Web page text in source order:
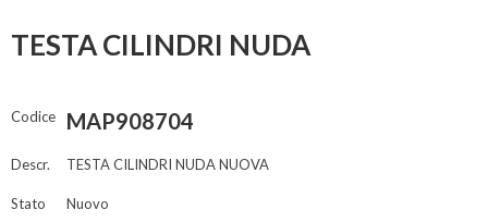
TESTA CILINDRI NUDA
Codice MAP908704
Descr. TESTA CILINDRI NUDA NUOVA
Stato Nuovo